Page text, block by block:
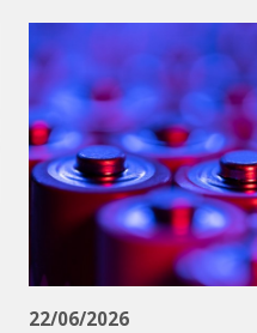
22/06/2026